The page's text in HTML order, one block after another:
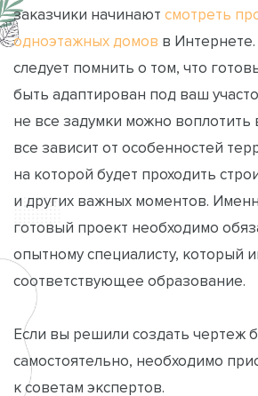
заказчики начинают смотреть
одноэтажных домов в
следует помнить о том, что
быть адаптирован под ваш
не все задумки можно воплотить
все зависит от особенностей
на которой будет проходить
и других важных моментов.
готовый проект необходимо
опытному специалисту, который
соответствующее образование.
Если вы решили создать чертеж
самостоятельно, необходимо
к советам экспертов.